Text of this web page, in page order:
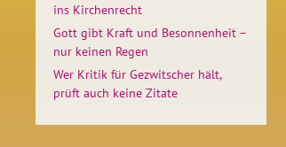
ins Kirchenrecht
Gott gibt Kraft und Besonnenheit –
nur keinen Regen
Wer Kritik für Gezwitscher hält,
prüft auch keine Zitate